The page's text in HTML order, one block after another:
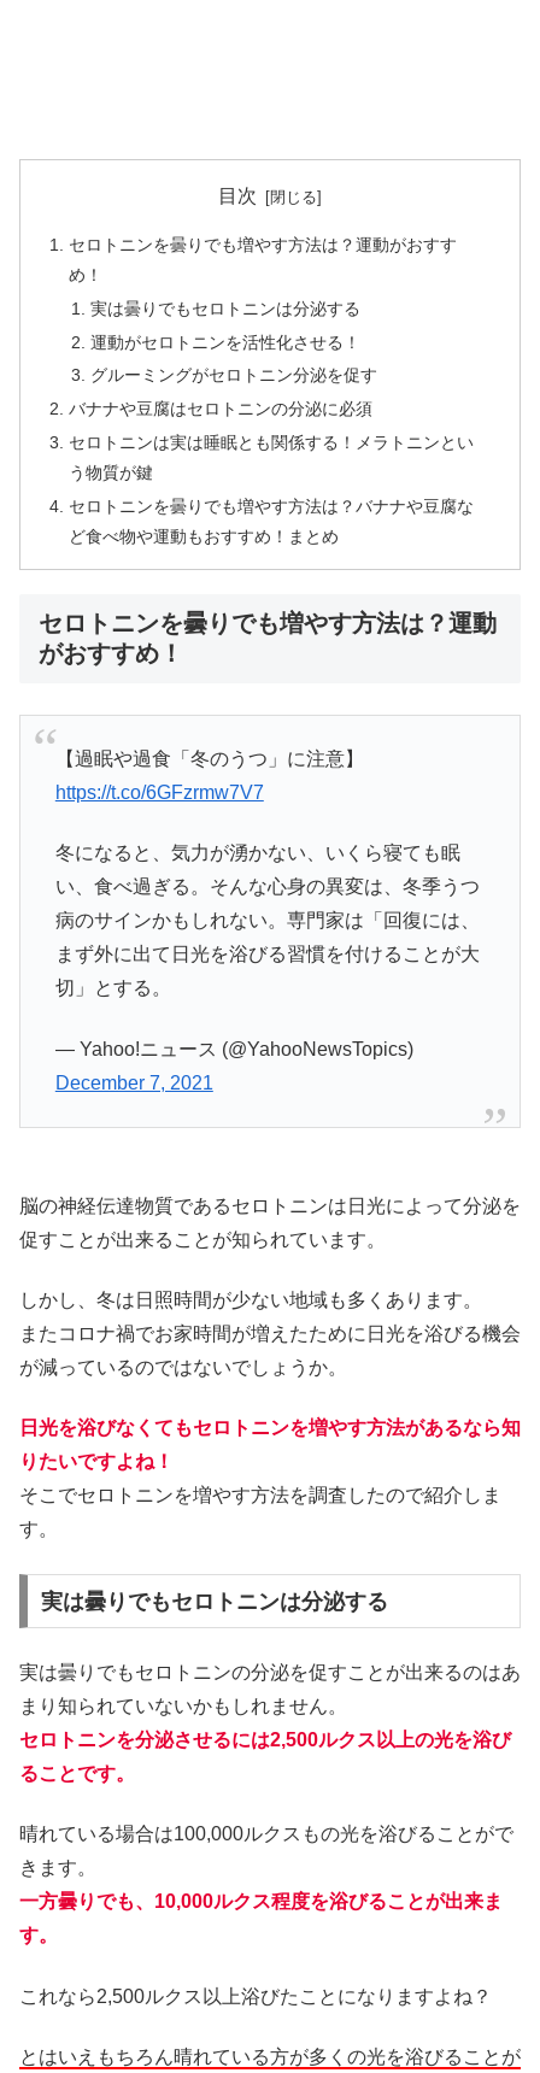
目次
セロトニンを曇りでも増やす方法は？運動がおすす
め！
実は曇りでもセロトニンは分泌する
運動がセロトニンを活性化させる！
グルーミングがセロトニン分泌を促す
バナナや豆腐はセロトニンの分泌に必須
セロトニンは実は睡眠とも関係する！メラトニンとい
う物質が鍵
セロトニンを曇りでも増やす方法は？バナナや豆腐な
ど食べ物や運動もおすすめ！まとめ
セロトニンを曇りでも増やす方法は？運動
がおすすめ！
【過眠や過食「冬のうつ」に注意】
https://t.co/6GFzrmw7V7
冬になると、気力が湧かない、いくら寝ても眠
い、食べ過ぎる。そんな心身の異変は、冬季うつ
病のサインかもしれない。専門家は「回復には、
まず外に出て日光を浴びる習慣を付けることが大
切」とする。
— Yahoo!ニュース (@YahooNewsTopics)
December 7, 2021
脳の神経伝達物質であるセロトニンは日光によって分泌を
促すことが出来ることが知られています。
しかし、冬は日照時間が少ない地域も多くあります。
またコロナ禍でお家時間が増えたために日光を浴びる機会
が減っているのではないでしょうか。
日光を浴びなくてもセロトニンを増やす方法があるなら知
りたいですよね！
そこでセロトニンを増やす方法を調査したので紹介しま
す。
実は曇りでもセロトニンは分泌する
実は曇りでもセロトニンの分泌を促すことが出来るのはあ
まり知られていないかもしれません。
セロトニンを分泌させるには2,500ルクス以上の光を浴び
ることです。
晴れている場合は100,000ルクスもの光を浴びることがで
きます。
一方曇りでも、10,000ルクス程度を浴びることが出来ま
す。
これなら2,500ルクス以上浴びたことになりますよね？
とはいえもちろん晴れている方が多くの光を浴びることが